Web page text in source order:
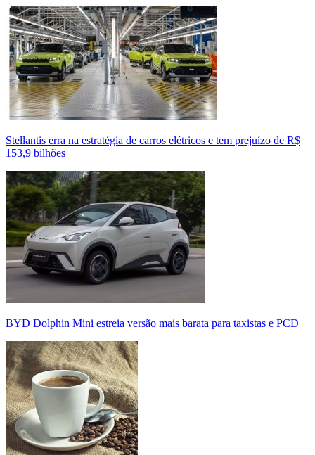
Stellantis erra na estratégia de carros elétricos e tem prejuízo de R$
153,9 bilhões
BYD Dolphin Mini estreia versão mais barata para taxistas e PCD